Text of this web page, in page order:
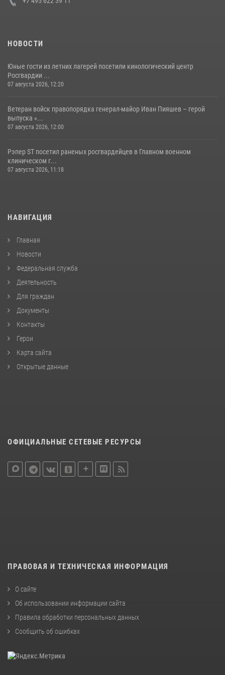
НОВОСТИ
Юные гости из летних лагерей посетили кинологический центр
Росгвардии ...
07 августа 2026, 12:20
Ветеран войск правопорядка генерал-майор Иван Пияшев – герой
выпуска «...
07 августа 2026, 12:00
Рэпер ST посетил раненых росгвардейцев в Главном военном
клиническом г...
07 августа 2026, 11:18
НАВИГАЦИЯ
Главная
Новости
Федеральная служба
Деятельность
Для граждан
Документы
Контакты
Герои
Карта сайта
Открытые данные
ОФИЦИАЛЬНЫЕ СЕТЕВЫЕ РЕСУРСЫ
ПРАВОВАЯ И ТЕХНИЧЕСКАЯ ИНФОРМАЦИЯ
О сайте
Об использовании информации сайта
Правила обработки персональных данных
Сообщить об ошибках